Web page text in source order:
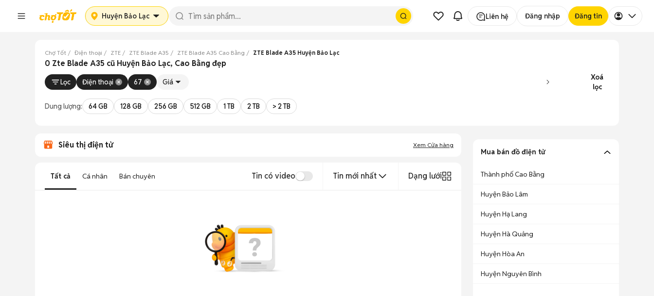
Huyện Bảo Lạc Liên hệ Đăng nhập Đăng tin
Chợ Tốt Điện thoại ZTE ZTE Blade A35 ZTE Blade A35 Cao Bằng ZTE Blade A35 Huyện Bảo Lạc
0 Zte Blade A35 cũ Huyện Bảo Lạc, Cao Bằng đẹp
Lọc Điện thoại 67 Giá
Xoá
lọc
Dung lượng: 64 GB 128 GB 256 GB 512 GB 1 TB 2 TB > 2 TB
Siêu thị điện tử Xem Cửa hàng
Tất cả Cá nhân Bán chuyên Tin có video Tin mới nhất Dạng lưới
Mua bán đồ điện tử
Thành phố Cao Bằng
Huyện Bảo Lâm
Huyện Hạ Lang
Huyện Hà Quảng
Huyện Hòa An
Huyện Nguyên Bình